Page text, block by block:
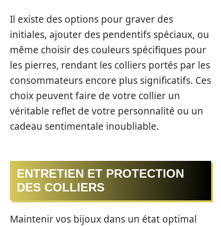
Il existe des options pour graver des
initiales, ajouter des pendentifs spéciaux, ou
même choisir des couleurs spécifiques pour
les pierres, rendant les colliers portés par les
consommateurs encore plus significatifs. Ces
choix peuvent faire de votre collier un
véritable reflet de votre personnalité ou un
cadeau sentimentale inoubliable.
ENTRETIEN ET PROTECTION
DES COLLIERS
Maintenir vos bijoux dans un état optimal